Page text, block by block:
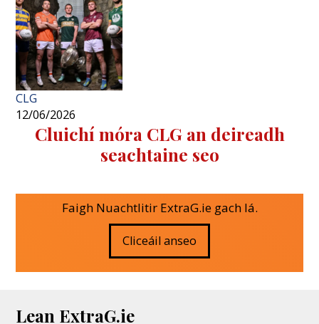
CLG
12/06/2026
Cluichí móra CLG an deireadh
seachtaine seo
Faigh Nuachtlitir ExtraG.ie gach lá.
Cliceáil anseo
Lean ExtraG.ie